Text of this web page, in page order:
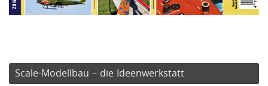
Scale-Modellbau – die Ideenwerkstatt